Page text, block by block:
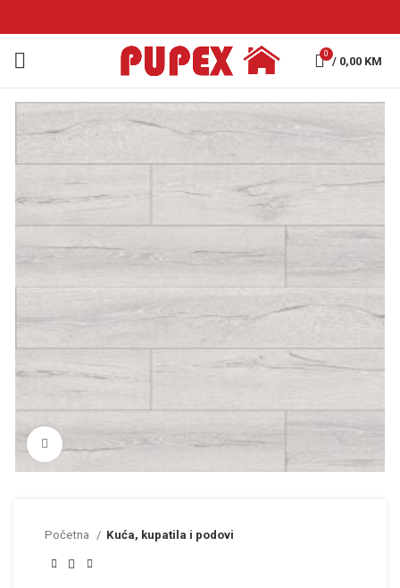
0
/ 0,00 KM
Click to enlarge
Početna Kuća, kupatila i podovi